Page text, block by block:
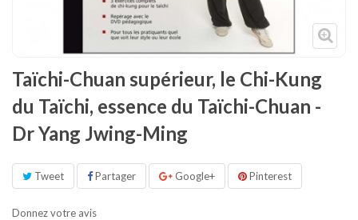
Taïchi-Chuan supérieur, le Chi-Kung
du Taïchi, essence du Taïchi-Chuan -
Dr Yang Jwing-Ming
Tweet Partager Google+ Pinterest
Donnez votre avis